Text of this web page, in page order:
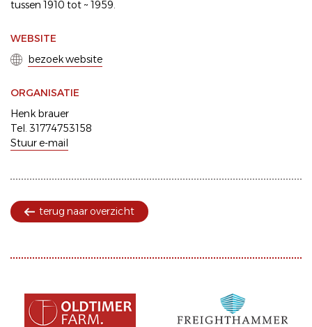
tussen 1910 tot ~ 1959.
WEBSITE
bezoek website
ORGANISATIE
Henk brauer
Tel. 31774753158
Stuur e-mail
terug naar overzicht